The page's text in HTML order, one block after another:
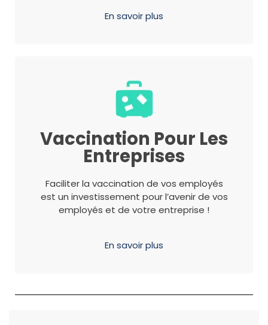
En savoir plus
Vaccination Pour Les
Entreprises
Faciliter la vaccination de vos employés
est un investissement pour l’avenir de vos
employés et de votre entreprise !
En savoir plus